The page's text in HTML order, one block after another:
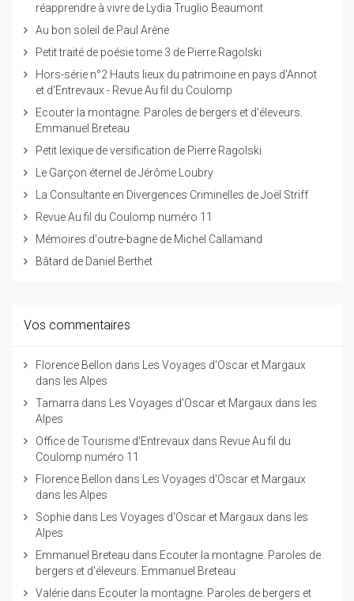
réapprendre à vivre de Lydia Truglio Beaumont
Au bon soleil de Paul Arène
Petit traité de poésie tome 3 de Pierre Ragolski
Hors-série n°2 Hauts lieux du patrimoine en pays d'Annot
et d'Entrevaux - Revue Au fil du Coulomp
Ecouter la montagne. Paroles de bergers et d'éleveurs.
Emmanuel Breteau
Petit lexique de versification de Pierre Ragolski
Le Garçon éternel de Jérôme Loubry
La Consultante en Divergences Criminelles de Joël Striff
Revue Au fil du Coulomp numéro 11
Mémoires d'outre-bagne de Michel Callamand
Bâtard de Daniel Berthet
Vos commentaires
Florence Bellon dans Les Voyages d'Oscar et Margaux
dans les Alpes
Tamarra dans Les Voyages d'Oscar et Margaux dans les
Alpes
Office de Tourisme d'Entrevaux dans Revue Au fil du
Coulomp numéro 11
Florence Bellon dans Les Voyages d'Oscar et Margaux
dans les Alpes
Sophie dans Les Voyages d'Oscar et Margaux dans les
Alpes
Emmanuel Breteau dans Ecouter la montagne. Paroles de
bergers et d'éleveurs. Emmanuel Breteau
Valérie dans Ecouter la montagne. Paroles de bergers et